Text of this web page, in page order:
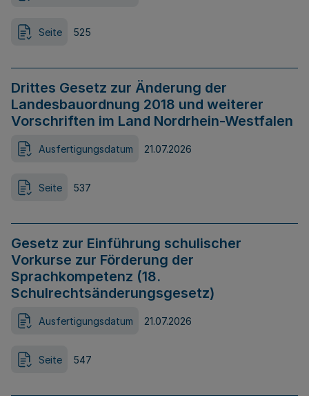
Seite 525
Drittes Gesetz zur Änderung der
Landesbauordnung 2018 und weiterer
Vorschriften im Land Nordrhein-Westfalen
Ausfertigungsdatum 21.07.2026
Seite 537
Gesetz zur Einführung schulischer
Vorkurse zur Förderung der
Sprachkompetenz (18.
Schulrechtsänderungsgesetz)
Ausfertigungsdatum 21.07.2026
Seite 547